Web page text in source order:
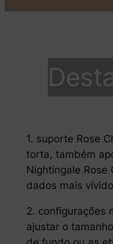
1. suporte Rose
torta, também
Nightingale Rose
dados mais
2. configurações
ajustar o